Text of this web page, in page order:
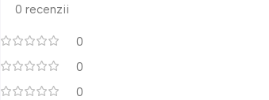
0 recenzii
0
0
0